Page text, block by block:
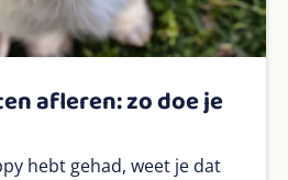
afleren: zo doe je
hebt gehad, weet je dat